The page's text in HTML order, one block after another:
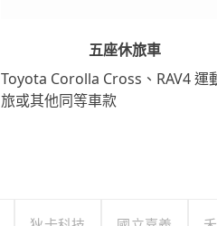
五座休旅車
Toyota Corolla Cross、RAV4 運
旅或其他同等車款